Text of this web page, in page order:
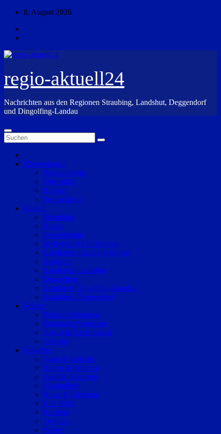
Zum
springen
8. August 2026
regio-aktuell24
Nachrichten aus den Regionen Straubing, Landshut, Deggendorf
und Dingolfing-Landau
Überregional
Niederbayern
Oberpfalz
Bayern
Deutschland
Region
Straubing
Bogen
Geiselhöring
Mallersdorf-Pfaffenberg
Landkreis Straubing-Bogen
Landshut
Landkreis Landshut
Dingolfing
Landkreis Dingolfing-Landau
Landkreis Deggendorf
Polizei
Polizeimeldungen
Fahndung/Vermisste
Aus dem Gerichtssaal
Verkehr
Ratgeber
Auto & Verkehr
Bauen & Wohnen
Geld & Finanzen
Gesundheit
Reise & Erholung
Life-Style
Karriere
Technik
Wetter